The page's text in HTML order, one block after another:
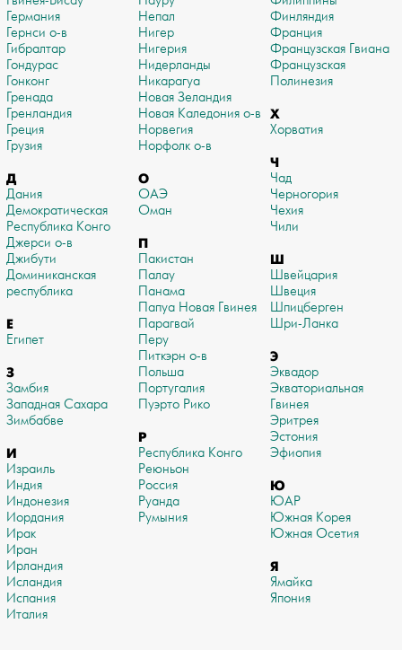
Германия
Гернси о-в
Гибралтар
Гондурас
Гонконг
Гренада
Гренландия
Греция
Грузия
Д
Дания
Демократическая
Республика Конго
Джерси о-в
Джибути
Доминиканская
республика
Е
Египет
З
Замбия
Западная Сахара
Зимбабве
И
Израиль
Индия
Индонезия
Иордания
Ирак
Иран
Ирландия
Исландия
Испания
Италия
Непал
Нигер
Нигерия
Нидерланды
Никарагуа
Новая Зеландия
Новая Каледония о-в
Норвегия
Норфолк о-в
О
ОАЭ
Оман
П
Пакистан
Палау
Панама
Папуа Новая Гвинея
Парагвай
Перу
Питкэрн о-в
Польша
Португалия
Пуэрто Рико
Р
Республика Конго
Реюньон
Россия
Руанда
Румыния
Финляндия
Франция
Французская Гвиана
Французская
Полинезия
Х
Хорватия
Ч
Чад
Черногория
Чехия
Чили
Ш
Швейцария
Швеция
Шпицберген
Шри-Ланка
Э
Эквадор
Экваториальная
Гвинея
Эритрея
Эстония
Эфиопия
Ю
ЮАР
Южная Корея
Южная Осетия
Я
Ямайка
Япония